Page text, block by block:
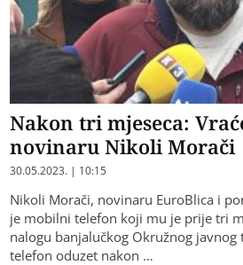
Nakon tri mjeseca:
novinaru Nikoli Morači
30.05.2023. | 10:15
​Nikoli Morači, novinaru EuroBlica i
je mobilni telefon koji mu je prije tri
nalogu banjalučkog Okružnog javnog
telefon oduzet nakon …